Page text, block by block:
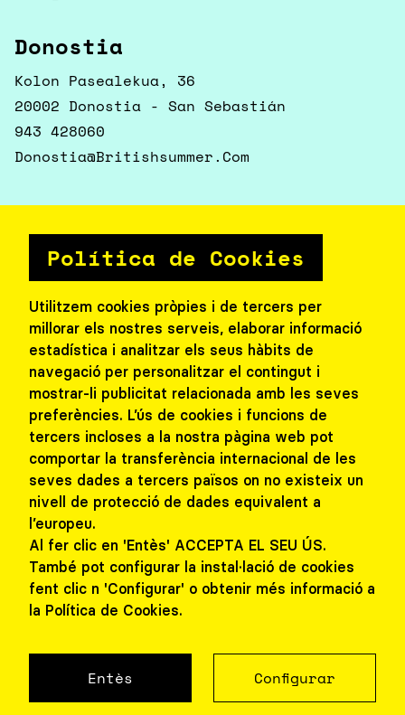
o una videotrucada. Fes clic aquí
Donostia
Kolon Pasealekua, 36
20002 Donostia - San Sebastián
943 428060
Donostia@britishsummer.com
Segueix-nos
Contacta
Treballa amb nosaltres
Col·lectius i escoles
Avís legal|Política de cookies
Política de Cookies
Utilitzem cookies pròpies i de tercers per
millorar els nostres serveis, elaborar informació
estadística i analitzar els seus hàbits de
navegació per personalitzar el contingut i
mostrar-li publicitat relacionada amb les seves
preferències. L’ús de cookies i funcions de
tercers incloses a la nostra pàgina web pot
comportar la transferència internacional de les
seves dades a tercers països on no existeix un
nivell de protecció de dades equivalent a
l’europeu.
Al fer clic en 'Entès' ACCEPTA EL SEU ÚS.
També pot configurar la instal·lació de cookies
fent clic n 'Configurar' o obtenir més informació a
la Política de Cookies.
Entès Configurar